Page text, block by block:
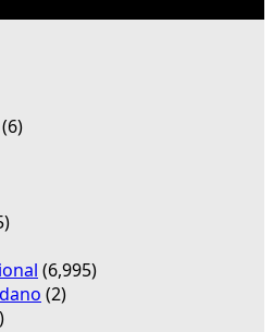
(6)
(6,995)
(2)